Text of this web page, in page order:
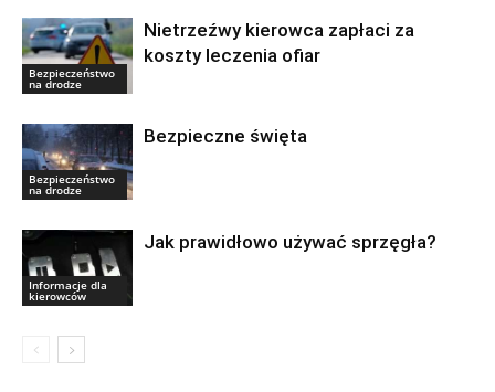
Bezpieczeństwo
na drodze
Nietrzeźwy kierowca zapłaci za
koszty leczenia ofiar
Bezpieczeństwo
na drodze
Bezpieczne święta
Informacje dla
kierowców
Jak prawidłowo używać sprzęgła?